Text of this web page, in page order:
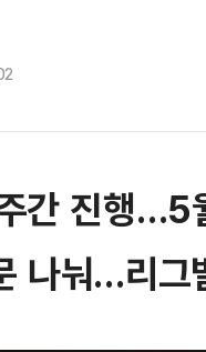
간 진행…5
나눠…리